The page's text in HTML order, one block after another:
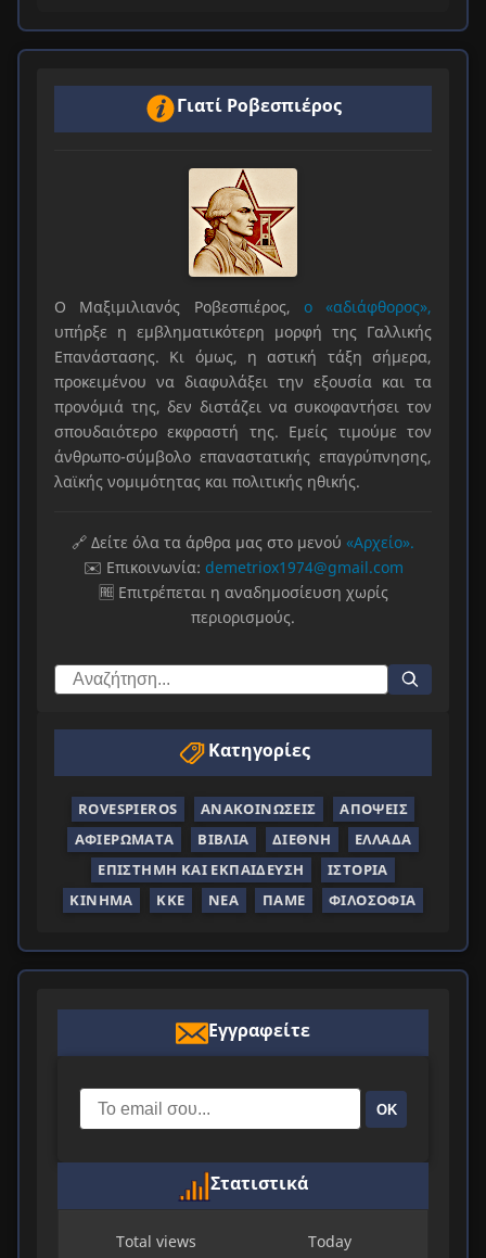
Γιατί Ροβεσπιέρος
Ο Μαξιμιλιανός Ροβεσπιέρος, ο «αδιάφθορος»,
υπήρξε η εμβληματικότερη μορφή της Γαλλικής
Επανάστασης. Κι όμως, η αστική τάξη σήμερα,
προκειμένου να διαφυλάξει την εξουσία και τα
προνόμιά της, δεν διστάζει να συκοφαντήσει τον
σπουδαιότερο εκφραστή της. Εμείς τιμούμε τον
άνθρωπο-σύμβολο επαναστατικής επαγρύπνησης,
λαϊκής νομιμότητας και πολιτικής ηθικής.
🔗 Δείτε όλα τα άρθρα μας στο μενού «Αρχείο».
✉️ Επικοινωνία: demetriox1974@gmail.com
🆓 Επιτρέπεται η αναδημοσίευση χωρίς
περιορισμούς.
Κατηγορίες
ROVESPIEROS ΑΝΑΚΟΙΝΏΣΕΙΣ
ΑΠΌΨΕΙΣ
ΑΦΙΕΡΏΜΑΤΑ
ΒΙΒΛΊΑ ΔΙΕΘΝΉ
ΕΛΛΆΔΑ
ΕΠΙΣΤΉΜΗ ΚΑΙ ΕΚΠΑΊΔΕΥΣΗ
ΙΣΤΟΡΊΑ
ΚΊΝΗΜΑ
ΚΚΕ ΝΈΑ ΠΑΜΕ ΦΙΛΟΣΟΦΊΑ
Εγγραφείτε
ΟΚ
Στατιστικά
Total views Today